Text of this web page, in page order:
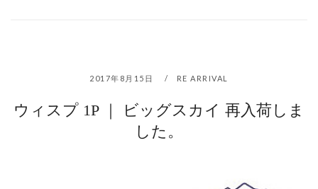
2017年8月15日 RE ARRIVAL
ウィスプ 1P ｜ ビッグスカイ 再入荷しま
した。